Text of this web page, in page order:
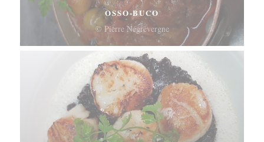
OSSO-BUCO
© Pierre Négrevergne